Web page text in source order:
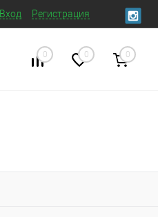
Вход Регистрация
0 0 0